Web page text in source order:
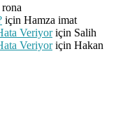
için Hamza imat
Veriyoriçin Salih
Veriyoriçin Hakan